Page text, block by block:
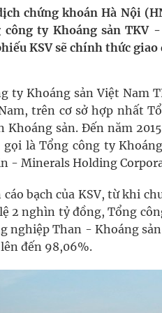
khỏe – Doanh nghiệp: Tìm giải
đầu tiên, Bệnh viện Phụ sản
ngày 06/8/2026: Bắc Bộ có mưa
huy vai trò của chính quyền
Nhân dân
Đông Tây Barbershop dành
chứng khoán Hà Nội
công ty Khoáng sản TKV
KSV sẽ chính thức
ty Khoáng sản Việt Nam
trên cơ sở hợp nhất
Khoáng sản. Đến năm
gọi là Tổng công ty
- Minerals Holding
cáo bạch của KSV, từ khi
2 nghìn tỷ đồng, Tổng
nghiệp Than - Khoáng
đến 98,06%.